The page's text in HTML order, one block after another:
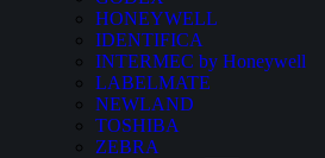
HONEYWELL
IDENTIFICA
INTERMEC by Honeywell
LABELMATE
NEWLAND
TOSHIBA
ZEBRA